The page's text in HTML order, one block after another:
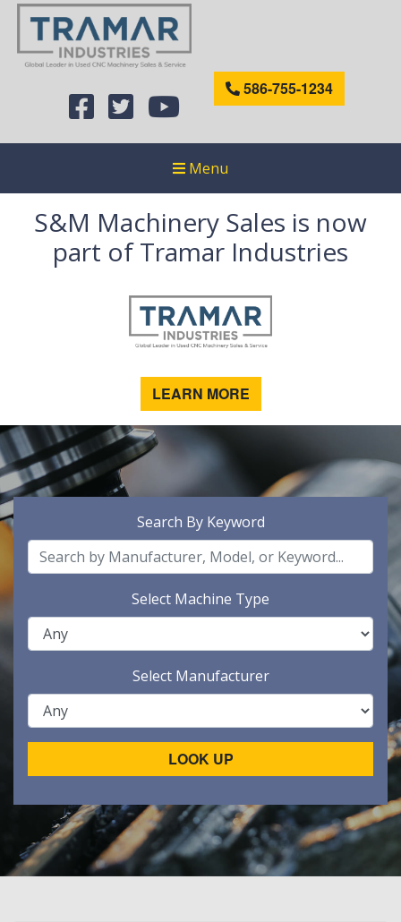
586-755-1234
Menu
S&M Machinery Sales is now
part of Tramar Industries
LEARN MORE
Search By Keyword
Select Machine Type
Select Manufacturer
LOOK UP